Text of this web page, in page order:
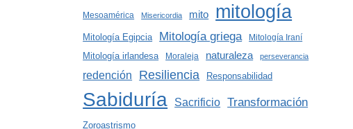
Mesoamérica Misericordia mito mitología
Mitología Egipcia Mitología griega Mitología Iraní
Mitología irlandesa Moraleja naturaleza perseverancia
redención Resiliencia Responsabilidad
Sabiduría Sacrificio Transformación
Zoroastrismo